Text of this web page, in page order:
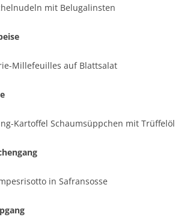
mit Belugalinsten
Millefeuilles auf Blattsalat
Kartoffel Schaumsüppchen mit Trüffelöl
in Safransosse